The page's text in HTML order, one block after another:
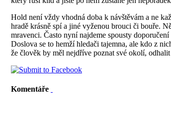
Hold není vždy vhodná doba k návštěvám a ne
hradě krásně spí a jiné vyženou brouci či bouře.
mravenci. Často nyní najdeme spousty
Doslova se to hemží hledači tajemna, ale kdo z
že člověk by měl nejdříve poznat své okolí,
Komentáře